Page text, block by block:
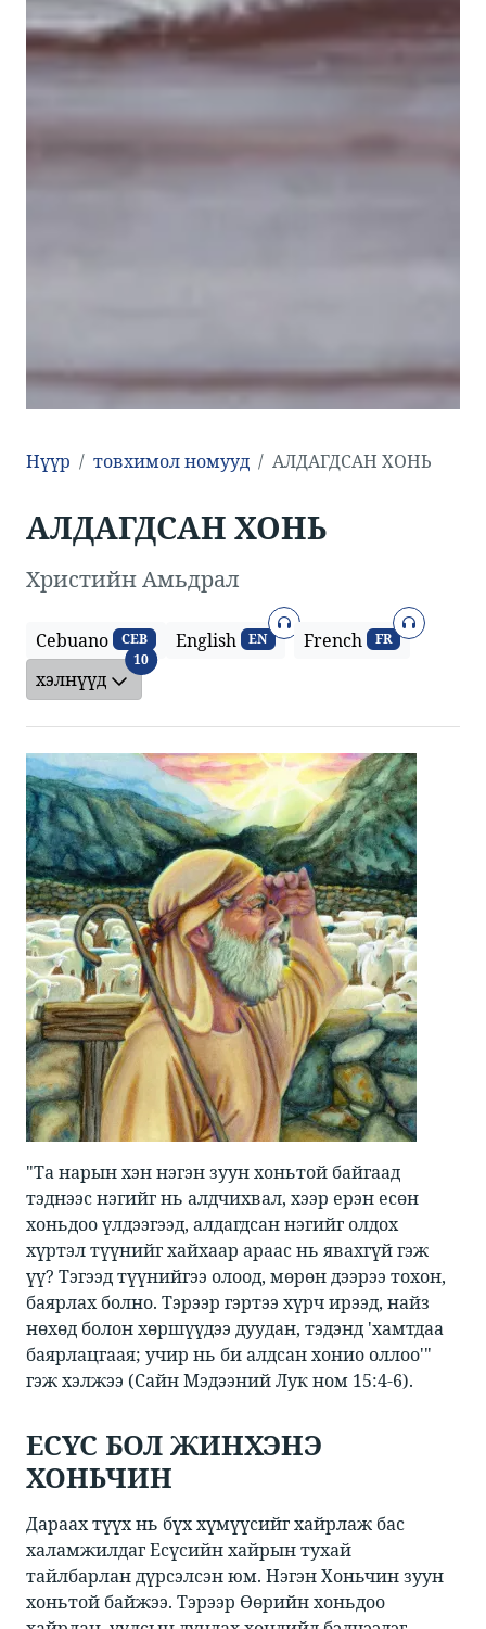
Нүүр товхимол номууд АЛДАГДСАН ХОНЬ
АЛДАГДСАН ХОНЬ
Христийн Амьдрал
Cebuano CEB English EN
Аудио
French FR
Аудио
хэлнүүд
10хэлнүүд
"Та нарын хэн нэгэн зуун хоньтой байгаад
тэднээс нэгийг нь алдчихвал, хээр ерэн есөн
хоньдоо үлдээгээд, алдагдсан нэгийг олдох
хүртэл түүнийг хайхаар араас нь явахгүй гэж
үү? Тэгээд түүнийгээ олоод, мөрөн дээрээ тохон,
баярлах болно. Тэрээр гэртээ хүрч ирээд, найз
нөхөд болон хөршүүдээ дуудан, тэдэнд 'хамтдаа
баярлацгаая; учир нь би алдсан хонио оллоо'"
гэж хэлжээ (Сайн Мэдээний Лук ном 15:4-6).
ЕСҮС БОЛ ЖИНХЭНЭ
ХОНЬЧИН
Дараах түүх нь бүх хүмүүсийг хайрлаж бас
халамжилдаг Есүсийн хайрын тухай
тайлбарлан дүрсэлсэн юм. Нэгэн Хоньчин зуун
хоньтой байжээ. Тэрээр Өөрийн хоньдоо